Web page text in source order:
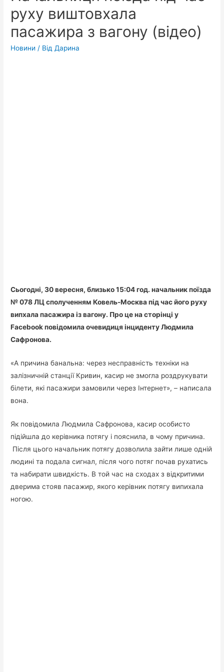
руху виштовхала
пасажира з вагону (відео)
Новини / Від Дарина
Сьогодні, 30 вересня, близько 15:04 год. начальник поїзда
№ 078 ЛЦ сполученням Ковель-Москва під час його руху
випхала пасажира із вагону. Про це на сторінці у
Facebook повідомила очевидиця інциденту Людмила
Сафронова.
«А причина банальна: через несправність техніки на
залізничній станції Кривин, касир не змогла роздрукувати
білети, які пасажири замовили через Інтернет», – написала
вона.
Як повідомила Людмила Сафронова, касир особисто
підійшла до керівника потягу і пояснила, в чому причина.
Після цього начальник потягу дозволила зайти лише одній
людині та подала сигнал, після чого потяг почав рухатись
та набирати швидкість. В той час на сходах з відкритими
дверима стояв пасажир, якого керівник потягу випихала
ногою.